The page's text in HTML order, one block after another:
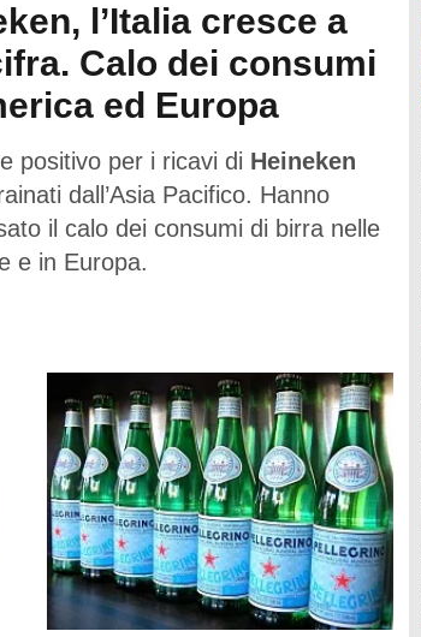
l’Italia cresce a
Calo dei consumi
ed Europa
positivo per i ricavi di Heineken
dall’Asia Pacifico. Hanno
il calo dei consumi di birra nelle
e in Europa.